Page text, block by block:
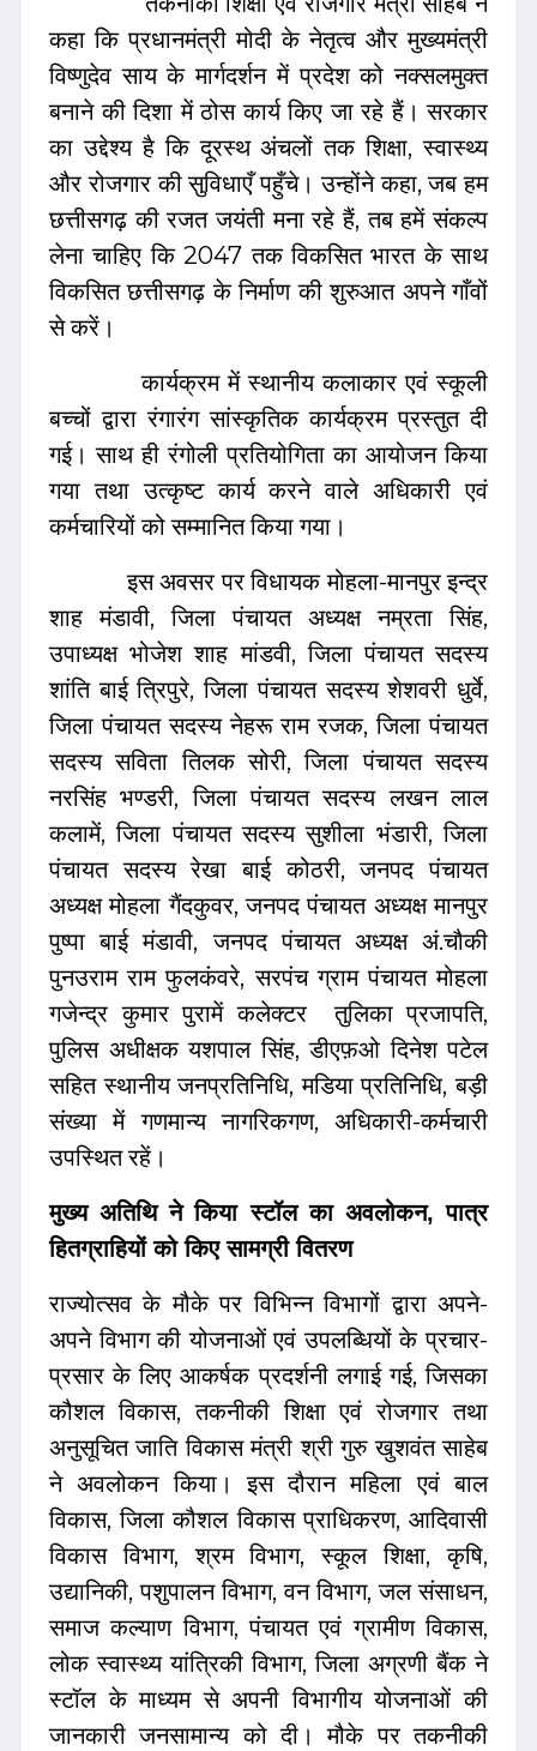
कहा कि प्रधानमंत्री मोदी के नेतृत्व और मुख्यमंत्री
विष्णुदेव साय के मार्गदर्शन में प्रदेश को नक्सलमुक्त
बनाने की दिशा में ठोस कार्य किए जा रहे हैं। सरकार
का उद्देश्य है कि दूरस्थ अंचलों तक शिक्षा, स्वास्थ्य
और रोजगार की सुविधाएँ पहुँचे। उन्होंने कहा, जब हम
छत्तीसगढ़ की रजत जयंती मना रहे हैं, तब हमें संकल्प
लेना चाहिए कि 2047 तक विकसित भारत के साथ
विकसित छत्तीसगढ़ के निर्माण की शुरुआत अपने गाँवों
से करें।
कार्यक्रम में स्थानीय कलाकार एवं स्कूली
बच्चों द्वारा रंगारंग सांस्कृतिक कार्यक्रम प्रस्तुत दी
गई। साथ ही रंगोली प्रतियोगिता का आयोजन किया
गया तथा उत्कृष्ट कार्य करने वाले अधिकारी एवं
कर्मचारियों को सम्मानित किया गया।
इस अवसर पर विधायक मोहला-मानपुर इन्द्र
शाह मंडावी, जिला पंचायत अध्यक्ष नम्रता सिंह,
उपाध्यक्ष भोजेश शाह मांडवी, जिला पंचायत सदस्य
शांति बाई त्रिपुरे, जिला पंचायत सदस्य शेशवरी धुर्वे,
जिला पंचायत सदस्य नेहरू राम रजक, जिला पंचायत
सदस्य सविता तिलक सोरी, जिला पंचायत सदस्य
नरसिंह भण्डरी, जिला पंचायत सदस्य लखन लाल
कलामें, जिला पंचायत सदस्य सुशीला भंडारी, जिला
पंचायत सदस्य रेखा बाई कोठरी, जनपद पंचायत
अध्यक्ष मोहला गैंदकुवर, जनपद पंचायत अध्यक्ष मानपुर
पुष्पा बाई मंडावी, जनपद पंचायत अध्यक्ष अं.चौकी
पुनउराम राम फुलकंवरे, सरपंच ग्राम पंचायत मोहला
गजेन्द्र कुमार पुरामें कलेक्टर तुलिका प्रजापति,
पुलिस अधीक्षक यशपाल सिंह, डीएफ़ओ दिनेश पटेल
सहित स्थानीय जनप्रतिनिधि, मडिया प्रतिनिधि, बड़ी
संख्या में गणमान्य नागरिकगण, अधिकारी-कर्मचारी
उपस्थित रहें।
मुख्य अतिथि ने किया स्टॉल का अवलोकन, पात्र
हितग्राहियों को किए सामग्री वितरण
राज्योत्सव के मौके पर विभिन्न विभागों द्वारा अपने-
अपने विभाग की योजनाओं एवं उपलब्धियों के प्रचार-
प्रसार के लिए आकर्षक प्रदर्शनी लगाई गई, जिसका
कौशल विकास, तकनीकी शिक्षा एवं रोजगार तथा
अनुसूचित जाति विकास मंत्री श्री गुरु खुशवंत साहेब
ने अवलोकन किया। इस दौरान महिला एवं बाल
विकास, जिला कौशल विकास प्राधिकरण, आदिवासी
विकास विभाग, श्रम विभाग, स्कूल शिक्षा, कृषि,
उद्यानिकी, पशुपालन विभाग, वन विभाग, जल संसाधन,
समाज कल्याण विभाग, पंचायत एवं ग्रामीण विकास,
लोक स्वास्थ्य यांत्रिकी विभाग, जिला अग्रणी बैंक ने
स्टॉल के माध्यम से अपनी विभागीय योजनाओं की
जानकारी जनसामान्य को दी। मौके पर तकनीकी